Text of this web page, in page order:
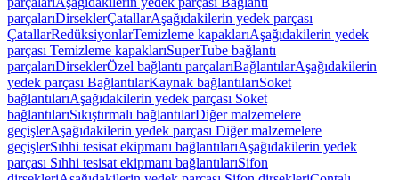
parçalarıDirseklerÇatallarAşağıdakilerin yedek parçası
ÇatallarRedüksiyonlarTemizleme kapaklarıAşağıdakilerin yedek
parçası Temizleme kapaklarıSuperTube bağlantı
parçalarıDirseklerÖzel bağlantı parçalarıBağlantılarAşağıdakilerin
yedek parçası BağlantılarKaynak bağlantılarıSoket
bağlantılarıAşağıdakilerin yedek parçası Soket
bağlantılarıSıkıştırmalı bağlantılarDiğer malzemelere
geçişlerAşağıdakilerin yedek parçası Diğer malzemelere
geçişlerSıhhi tesisat ekipmanı bağlantılarıAşağıdakilerin yedek
parçası Sıhhi tesisat ekipmanı bağlantılarıSifon